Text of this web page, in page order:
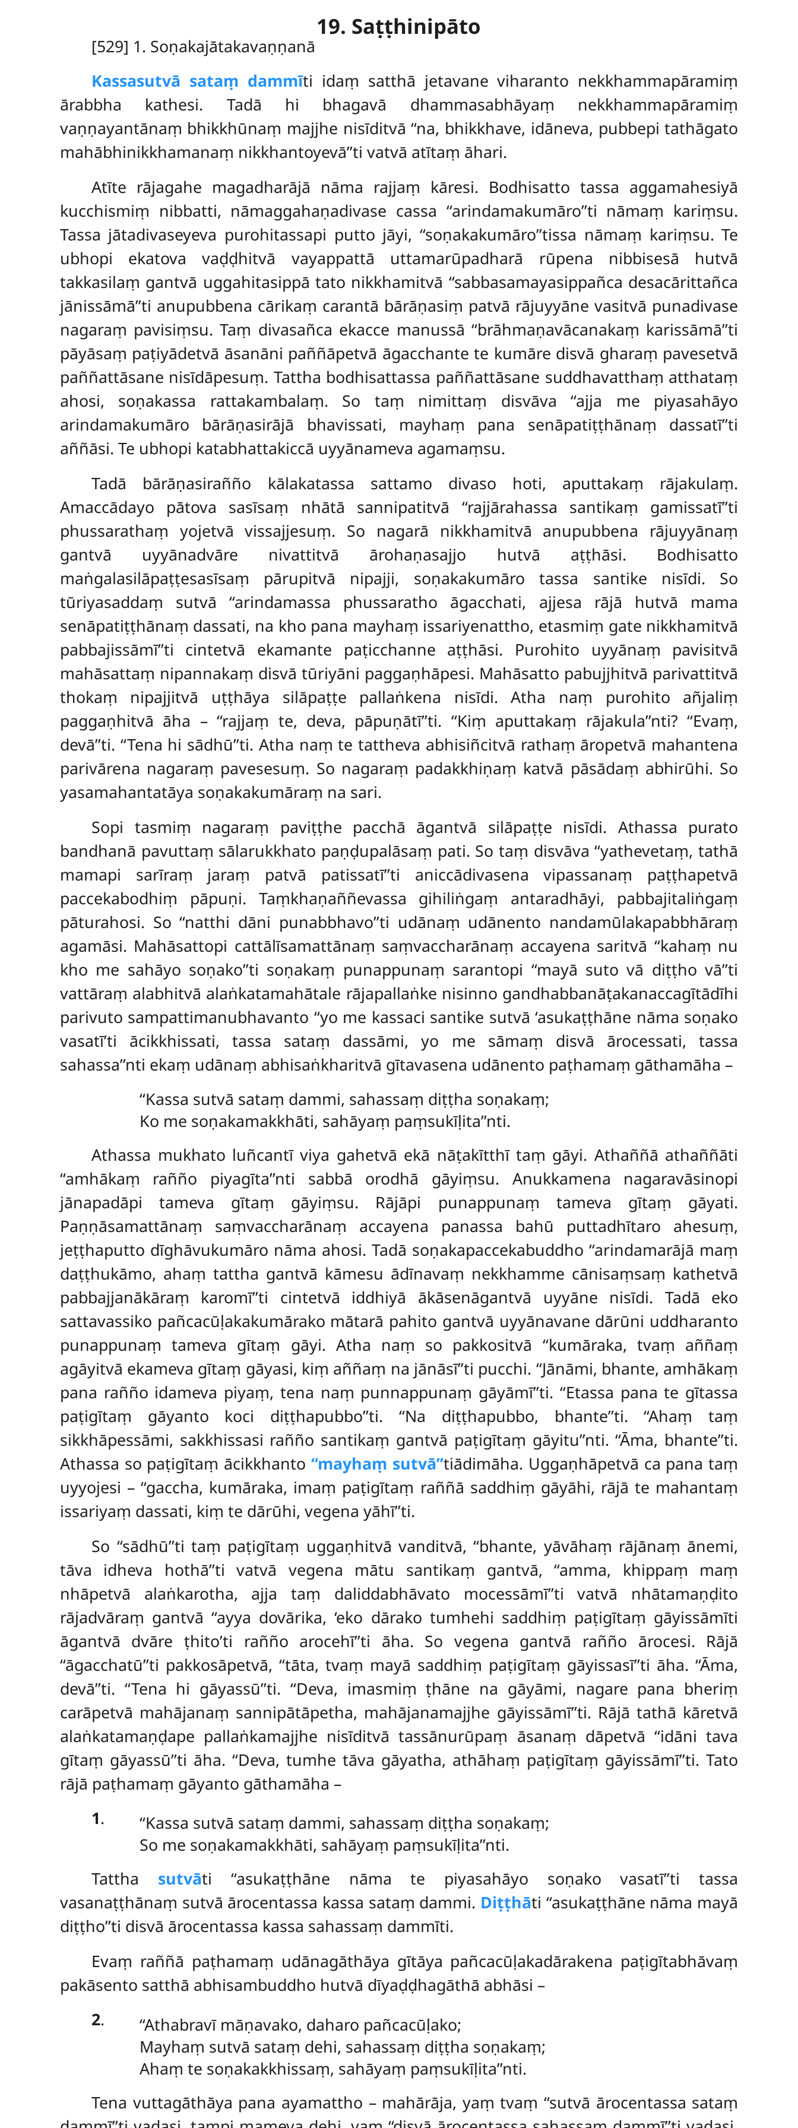
19. Saṭṭhinipāto
[529] 1. Soṇakajātakavaṇṇanā
Kassasutvā sataṃ dammīti idaṃ satthā jetavane viharanto nekkhammapāramiṃ
ārabbha kathesi. Tadā hi bhagavā dhammasabhāyaṃ nekkhammapāramiṃ
vaṇṇayantānaṃ bhikkhūnaṃ majjhe nisīditvā ‘‘na, bhikkhave, idāneva, pubbepi tathāgato
mahābhinikkhamanaṃ nikkhantoyevā’’ti vatvā atītaṃ āhari.
Atīte rājagahe magadharājā nāma rajjaṃ kāresi. Bodhisatto tassa aggamahesiyā
kucchismiṃ nibbatti, nāmaggahaṇadivase cassa ‘‘arindamakumāro’’ti nāmaṃ kariṃsu.
Tassa jātadivaseyeva purohitassapi putto jāyi, ‘‘soṇakakumāro’’tissa nāmaṃ kariṃsu. Te
ubhopi ekatova vaḍḍhitvā vayappattā uttamarūpadharā rūpena nibbisesā hutvā
takkasilaṃ gantvā uggahitasippā tato nikkhamitvā ‘‘sabbasamayasippañca desacārittañca
jānissāmā’’ti anupubbena cārikaṃ carantā bārāṇasiṃ patvā rājuyyāne vasitvā punadivase
nagaraṃ pavisiṃsu. Taṃ divasañca ekacce manussā ‘‘brāhmaṇavācanakaṃ karissāmā’’ti
pāyāsaṃ paṭiyādetvā āsanāni paññāpetvā āgacchante te kumāre disvā gharaṃ pavesetvā
paññattāsane nisīdāpesuṃ. Tattha bodhisattassa paññattāsane suddhavatthaṃ atthataṃ
ahosi, soṇakassa rattakambalaṃ. So taṃ nimittaṃ disvāva ‘‘ajja me piyasahāyo
arindamakumāro bārāṇasirājā bhavissati, mayhaṃ pana senāpatiṭṭhānaṃ dassatī’’ti
aññāsi. Te ubhopi katabhattakiccā uyyānameva agamaṃsu.
Tadā bārāṇasirañño kālakatassa sattamo divaso hoti, aputtakaṃ rājakulaṃ.
Amaccādayo pātova sasīsaṃ nhātā sannipatitvā ‘‘rajjārahassa santikaṃ gamissatī’’ti
phussarathaṃ yojetvā vissajjesuṃ. So nagarā nikkhamitvā anupubbena rājuyyānaṃ
gantvā uyyānadvāre nivattitvā ārohaṇasajjo hutvā aṭṭhāsi. Bodhisatto
maṅgalasilāpaṭṭesasīsaṃ pārupitvā nipajji, soṇakakumāro tassa santike nisīdi. So
tūriyasaddaṃ sutvā ‘‘arindamassa phussaratho āgacchati, ajjesa rājā hutvā mama
senāpatiṭṭhānaṃ dassati, na kho pana mayhaṃ issariyenattho, etasmiṃ gate nikkhamitvā
pabbajissāmī’’ti cintetvā ekamante paṭicchanne aṭṭhāsi. Purohito uyyānaṃ pavisitvā
mahāsattaṃ nipannakaṃ disvā tūriyāni paggaṇhāpesi. Mahāsatto pabujjhitvā parivattitvā
thokaṃ nipajjitvā uṭṭhāya silāpaṭṭe pallaṅkena nisīdi. Atha naṃ purohito añjaliṃ
paggaṇhitvā āha – ‘‘rajjaṃ te, deva, pāpuṇātī’’ti. ‘‘Kiṃ aputtakaṃ rājakula’’nti? ‘‘Evaṃ,
devā’’ti. ‘‘Tena hi sādhū’’ti. Atha naṃ te tattheva abhisiñcitvā rathaṃ āropetvā mahantena
parivārena nagaraṃ pavesesuṃ. So nagaraṃ padakkhiṇaṃ katvā pāsādaṃ abhirūhi. So
yasamahantatāya soṇakakumāraṃ na sari.
Sopi tasmiṃ nagaraṃ paviṭṭhe pacchā āgantvā silāpaṭṭe nisīdi. Athassa purato
bandhanā pavuttaṃ sālarukkhato paṇḍupalāsaṃ pati. So taṃ disvāva ‘‘yathevetaṃ, tathā
mamapi sarīraṃ jaraṃ patvā patissatī’’ti aniccādivasena vipassanaṃ paṭṭhapetvā
paccekabodhiṃ pāpuṇi. Taṃkhaṇaññevassa gihiliṅgaṃ antaradhāyi, pabbajitaliṅgaṃ
pāturahosi. So ‘‘natthi dāni punabbhavo’’ti udānaṃ udānento nandamūlakapabbhāraṃ
agamāsi. Mahāsattopi cattālīsamattānaṃ saṃvaccharānaṃ accayena saritvā ‘‘kahaṃ nu
kho me sahāyo soṇako’’ti soṇakaṃ punappunaṃ sarantopi ‘‘mayā sutovā diṭṭho vā’’ti
vattāraṃ alabhitvā alaṅkatamahātale rājapallaṅke nisinno gandhabbanāṭakanaccagītādīhi
parivuto sampattimanubhavanto ‘‘yo me kassaci santike sutvā ‘asukaṭṭhāne nāma soṇako
vasatī’ti ācikkhissati, tassa sataṃ dassāmi, yo me sāmaṃ disvā ārocessati, tassa
sahassa’’nti ekaṃ udānaṃ abhisaṅkharitvā gītavasena udānento paṭhamaṃ gāthamāha –
‘‘Kassa sutvā sataṃ dammi, sahassaṃ diṭṭha soṇakaṃ;
Ko me soṇakamakkhāti, sahāyaṃ paṃsukīḷita’’nti.
Athassa mukhato luñcantī viya gahetvā ekā nāṭakītthī taṃ gāyi. Athaññā athaññāti
‘‘amhākaṃ rañño piyagīta’’nti sabbā orodhā gāyiṃsu. Anukkamena nagaravāsinopi
jānapadāpi tameva gītaṃ gāyiṃsu. Rājāpi punappunaṃ tameva gītaṃ gāyati.
Paṇṇāsamattānaṃ saṃvaccharānaṃ accayena panassa bahū puttadhītaro ahesuṃ,
jeṭṭhaputto dīghāvukumāro nāma ahosi. Tadā soṇakapaccekabuddho ‘‘arindamarājā maṃ
daṭṭhukāmo, ahaṃ tattha gantvā kāmesu ādīnavaṃ nekkhamme cānisaṃsaṃ kathetvā
pabbajjanākāraṃ karomī’’ti cintetvā iddhiyā ākāsenāgantvā uyyāne nisīdi. Tadā eko
sattavassiko pañcacūḷakakumārako mātarā pahito gantvā uyyānavane dārūni uddharanto
punappunaṃ tameva gītaṃ gāyi. Atha naṃ so pakkositvā ‘‘kumāraka, tvaṃ aññaṃ
agāyitvā ekameva gītaṃ gāyasi, kiṃ aññaṃ na jānāsī’’ti pucchi. ‘‘Jānāmi, bhante, amhākaṃ
pana rañño idameva piyaṃ, tena naṃ punnappunaṃ gāyāmī’’ti. ‘‘Etassa pana te gītassa
paṭigītaṃ gāyanto koci diṭṭhapubbo’’ti. ‘‘Na diṭṭhapubbo, bhante’’ti. ‘‘Ahaṃ taṃ
sikkhāpessāmi, sakkhissasi rañño santikaṃ gantvā paṭigītaṃ gāyitu’’nti. ‘‘Āma, bhante’’ti.
Athassa so paṭigītaṃ ācikkhanto‘‘mayhaṃ sutvā’’tiādimāha. Uggaṇhāpetvā ca panataṃ
uyyojesi – ‘‘gaccha, kumāraka, imaṃ paṭigītaṃ raññā saddhiṃ gāyāhi, rājā te mahantaṃ
issariyaṃ dassati, kiṃ te dārūhi, vegena yāhī’’ti.
So ‘‘sādhū’’ti taṃ paṭigītaṃ uggaṇhitvā vanditvā, ‘‘bhante, yāvāhaṃ rājānaṃ ānemi,
tāva idheva hothā’’ti vatvā vegena mātu santikaṃ gantvā, ‘‘amma, khippaṃ maṃ
nhāpetvā alaṅkarotha, ajja taṃ daliddabhāvato mocessāmī’’ti vatvā nhātamaṇḍito
rājadvāraṃ gantvā ‘‘ayya dovārika, ‘eko dārako tumhehi saddhiṃ paṭigītaṃ gāyissāmīti
āgantvā dvāre ṭhito’ti rañño arocehī’’ti āha. So vegena gantvā rañño ārocesi. Rājā
‘‘āgacchatū’’ti pakkosāpetvā, ‘‘tāta, tvaṃ mayā saddhiṃ paṭigītaṃ gāyissasī’’ti āha. ‘‘Āma,
devā’’ti. ‘‘Tena hi gāyassū’’ti. ‘‘Deva, imasmiṃ ṭhāne na gāyāmi, nagare pana bheriṃ
carāpetvā mahājanaṃ sannipātāpetha, mahājanamajjhe gāyissāmī’’ti. Rājā tathā kāretvā
alaṅkatamaṇḍape pallaṅkamajjhe nisīditvā tassānurūpaṃ āsanaṃ dāpetvā ‘‘idāni tava
gītaṃ gāyassū’’ti āha. ‘‘Deva, tumhe tāva gāyatha, athāhaṃ paṭigītaṃ gāyissāmī’’ti. Tato
rājā paṭhamaṃ gāyanto gāthamāha –
1. ‘‘Kassa sutvā sataṃ dammi, sahassaṃ diṭṭha soṇakaṃ;
So me soṇakamakkhāti, sahāyaṃ paṃsukīḷita’’nti.
Tattha sutvāti ‘‘asukaṭṭhāne nāma te piyasahāyo soṇako vasatī’’ti tassa
vasanaṭṭhānaṃ sutvā ārocentassa kassa sataṃ dammi. Diṭṭhāti ‘‘asukaṭṭhāne nāma mayā
diṭṭho’’ti disvā ārocentassa kassa sahassaṃ dammīti.
Evaṃ raññā paṭhamaṃ udānagāthāya gītāya pañcacūḷakadārakena paṭigītabhāvaṃ
pakāsento satthā abhisambuddho hutvā dīyaḍḍhagāthā abhāsi –
2.
‘‘Athabravī māṇavako, daharo pañcacūḷako;
Mayhaṃ sutvā sataṃ dehi, sahassaṃ diṭṭha soṇakaṃ;
Ahaṃ te soṇakakkhissaṃ, sahāyaṃ paṃsukīḷita’’nti.
Tena vuttagāthāya pana ayamattho – mahārāja, yaṃ tvaṃ ‘‘sutvā ārocentassa sataṃ